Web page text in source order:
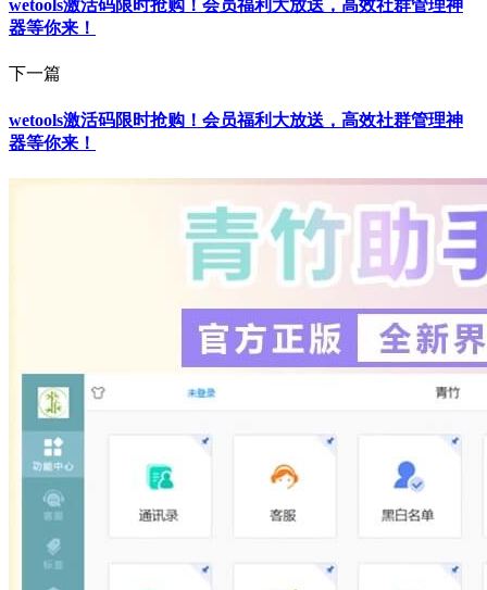
wetools激活码限时抢购！会员福利大放送，高效社群管理神
器等你来！
下一篇
wetools激活码限时抢购！会员福利大放送，高效社群管理神
器等你来！